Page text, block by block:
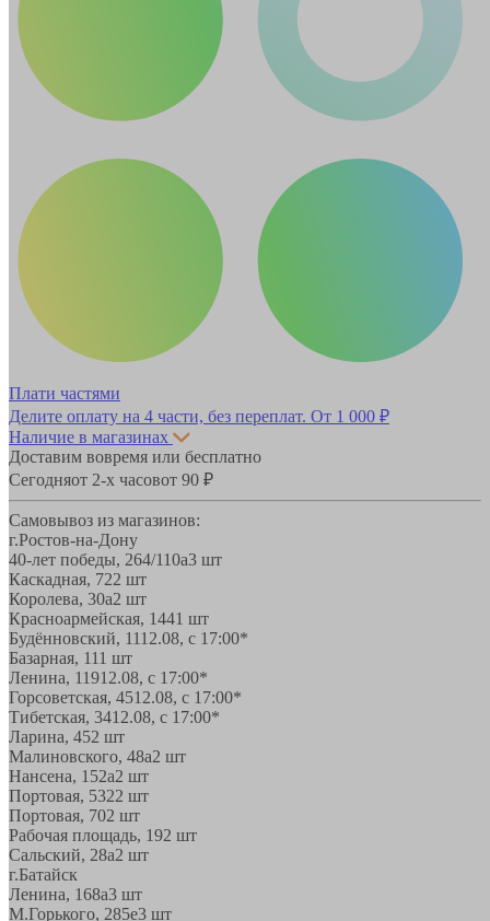
Плати частями
Делите оплату на 4 части, без переплат. От 1 000 ₽
Наличие в магазинах
Доставим вовремя или бесплатно
Сегодняот 2-х часовот 90 ₽
Самовывоз из магазинов:
г.Ростов-на-Дону
40-лет победы, 264/110а3 шт
Каскадная, 722 шт
Королева, 30а2 шт
Красноармейская, 1441 шт
Будённовский, 1112.08, с 17:00*
Базарная, 111 шт
Ленина, 11912.08, с 17:00*
Горсоветская, 4512.08, с 17:00*
Тибетская, 3412.08, с 17:00*
Ларина, 452 шт
Малиновского, 48а2 шт
Нансена, 152а2 шт
Портовая, 5322 шт
Портовая, 702 шт
Рабочая площадь, 192 шт
Сальский, 28a2 шт
г.Батайск
Ленина, 168а3 шт
М.Горького, 285е3 шт